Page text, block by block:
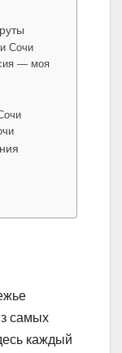
Сочи
— моя
самых
каждый